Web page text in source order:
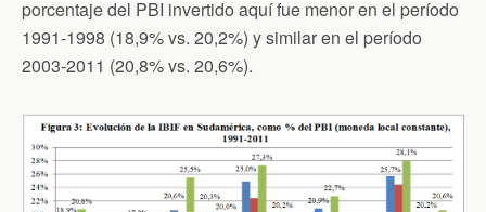
porcentaje del PBI invertido aquí fue menor en el período
1991-1998 (18,9% vs. 20,2%) y similar en el período
2003-2011 (20,8% vs. 20,6%).